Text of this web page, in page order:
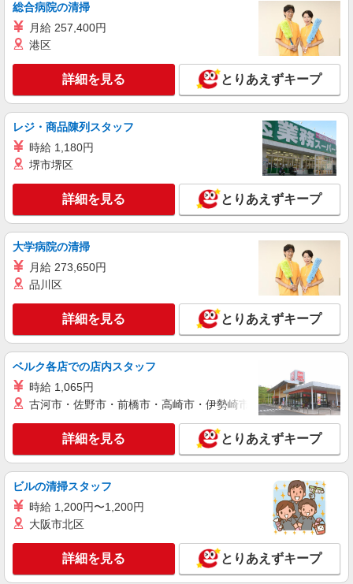
派遣社員
株式会社kotrio /●HR-H-2153398
NEW
【日払いで金欠解消】最短3日で勤務スター
トもOK♪障がいデイ
時給1350円〜1937円 ＜日払い有/週払い有/交
通費全支給(ガソリン代含む)＞
広島市東区戸坂など
詳細を見る
株式会社kotrio /●HR-H-1878349
NEW
＜デイサービス/戸坂駅＞面接なし！最短3日
時給1450円〜1937円 ＜日払い有/週払い有/交
広島市東区戸坂など
キープ 詳細を見る
派遣社員
株式会社kotrio /●HR-H-1991419
矢賀＊グループホームSTAFF＊生活のサポー
ト業務を担当
時給1350円〜1937円 ＜日払い有/週払い有/交
通費全支給(ガソリン代含む)＞
キープ 詳細を見る
株式会社kotrio /●HR-H-2078483
NEW
総合病院の清掃
月給 257,400円
港区
詳細を見る とりあえずキープ
レジ・商品陳列スタッフ
時給 1,180円
堺市堺区
詳細を見る とりあえずキープ
大学病院の清掃
月給 273,650円
品川区
詳細を見る とりあえずキープ
ベルク各店での店内スタッフ
時給 1,065円
古河市・佐野市・前橋市・高崎市・伊勢崎市・太田市・館林市
詳細を見る とりあえずキープ
ビルの清掃スタッフ
時給 1,200円〜1,200円
大阪市北区
詳細を見る とりあえずキープ